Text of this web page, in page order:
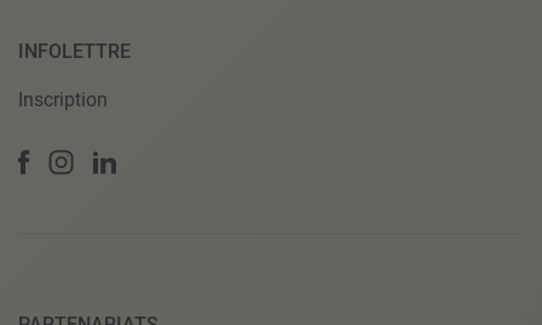
INFOLETTRE
Inscription